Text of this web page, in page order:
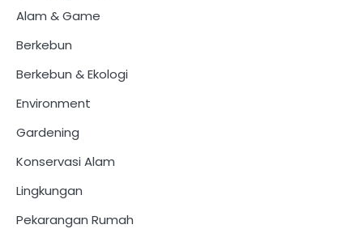
Alam & Game
Berkebun
Berkebun & Ekologi
Environment
Gardening
Konservasi Alam
Lingkungan
Pekarangan Rumah